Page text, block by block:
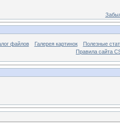
файлов Галерея картинок
Полезные
Правила сайта